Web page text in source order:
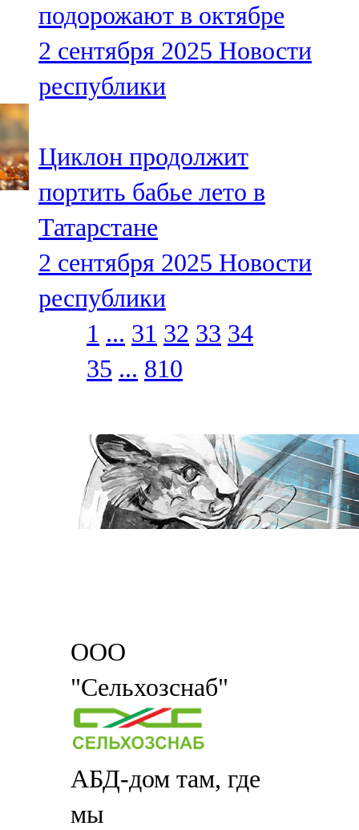
подорожают в октябре
2 сентября 2025 Новости
республики
Циклон продолжит
портить бабье лето в
Татарстане
2 сентября 2025 Новости
республики
1 ... 31 32 33 34
35 ... 810
ООО
"Сельхозснаб"
АБД-дом там, где
мы